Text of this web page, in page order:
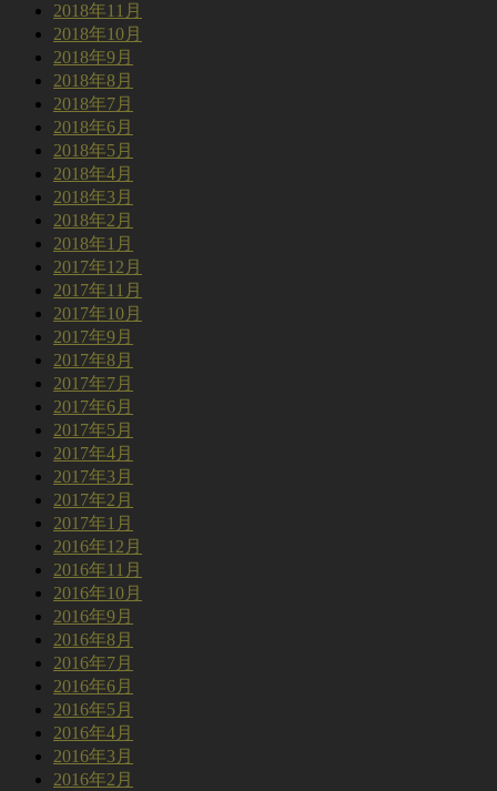
2018年11月
2018年10月
2018年9月
2018年8月
2018年7月
2018年6月
2018年5月
2018年4月
2018年3月
2018年2月
2018年1月
2017年12月
2017年11月
2017年10月
2017年9月
2017年8月
2017年7月
2017年6月
2017年5月
2017年4月
2017年3月
2017年2月
2017年1月
2016年12月
2016年11月
2016年10月
2016年9月
2016年8月
2016年7月
2016年6月
2016年5月
2016年4月
2016年3月
2016年2月